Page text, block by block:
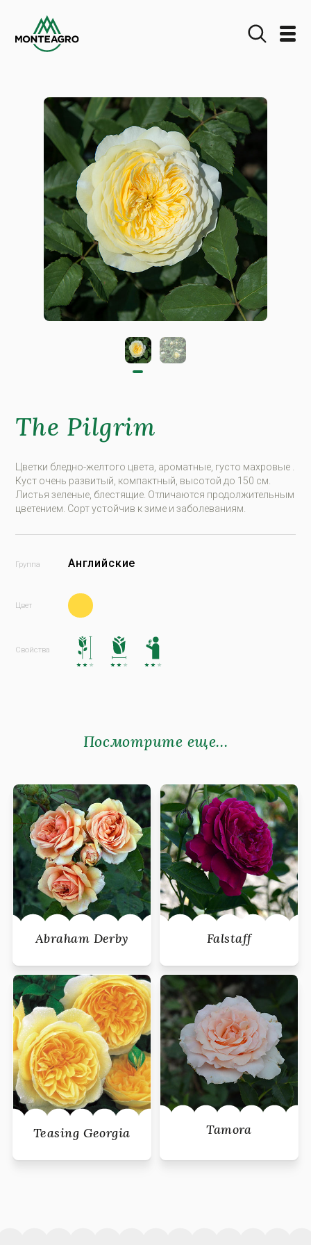
The Pilgrim
Цветки бледно-желтого цвета, ароматные, густо махровые .
Куст очень развитый, компактный, высотой до 150 см.
Листья зеленые, блестящие. Отличаются продолжительным
цветением. Сорт устойчив к зиме и заболеваниям.
Английские
Посмотрите еще...
Abraham Derby Falstaff
Teasing Georgia Tamora